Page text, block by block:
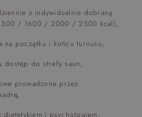
z indywidualnie dobraną
/ 1600 / 2000 / 2500 kcal),
początku i końcu turnusu,
do strefy saun,
prowadzone przez
i psychologiem,